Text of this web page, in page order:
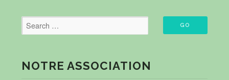
NOTRE ASSOCIATION